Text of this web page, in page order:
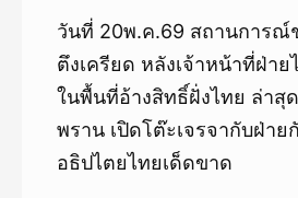
วันที่ 20พ.ค.69 สถานการณ์
ตึงเครียด หลังเจ้าหน้าที่ฝ่า
ในพื้นที่อ้างสิทธิ์ฝั่งไทย ล่าสุ
พราน เปิดโต๊ะเจรจากับฝ่า
อธิปไตยไทยเด็ดขาด